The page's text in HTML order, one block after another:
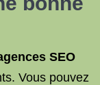
SEO
Vous pouvez